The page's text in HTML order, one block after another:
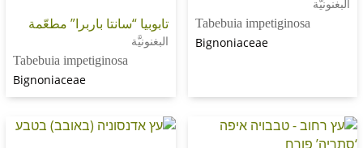
Tabebuia
Bignoniaceae
تابوبيا “سانتا باربرا” مطعّمة
البغنونيَّة
Tabebuia impetiginosa
Bignoniaceae